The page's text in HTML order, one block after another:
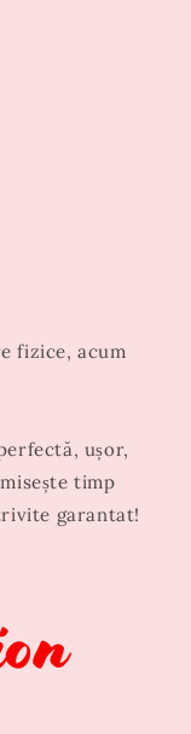
fizice, acum
ușor,
timp
garantat!